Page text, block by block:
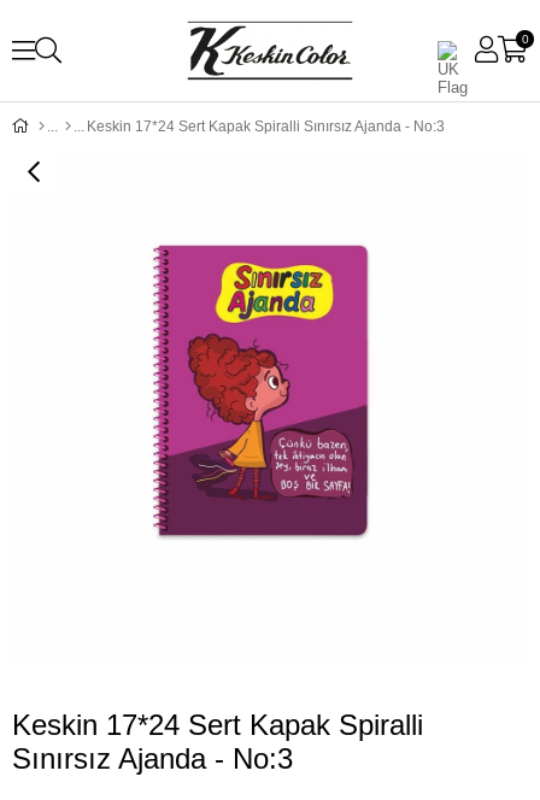
0
Keskin 17*24 Sert Kapak Spiralli Sınırsız Ajanda - No:3
Keskin 17*24 Sert Kapak Spiralli
Sınırsız Ajanda - No:3